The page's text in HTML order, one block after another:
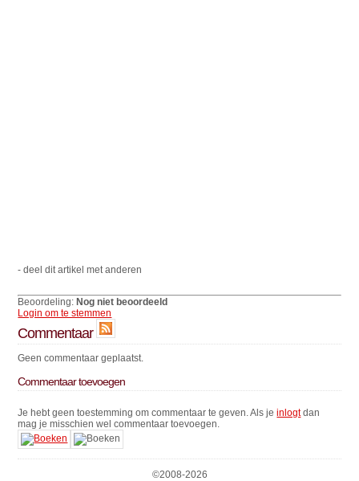
- deel dit artikel met anderen
Beoordeling:Nog niet beoordeeld
Login om te stemmen
Commentaar
Geen commentaar geplaatst.
Commentaar toevoegen
Je hebt geen toestemming om commentaar te geven. Als jeinlogtdan
mag je misschien wel commentaar toevoegen.
©2008-2026